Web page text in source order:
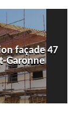
façade 47
Garonne